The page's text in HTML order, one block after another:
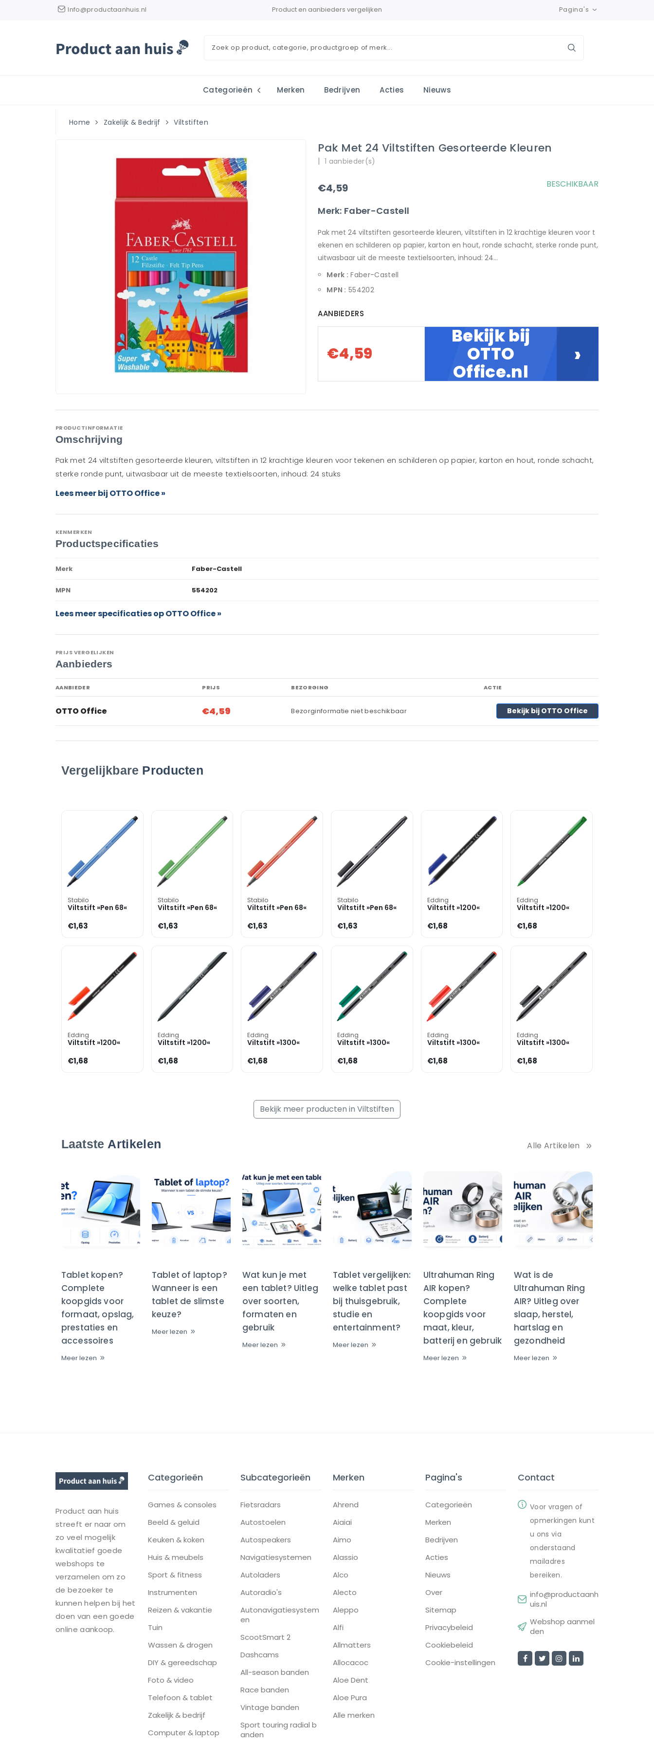
Info@productaanhuis.nl Product en aanbieders vergelijken Pagina's
Categorieën Merken Bedrijven Acties Nieuws
Home Zakelijk & Bedrijf Viltstiften
Pak Met 24 Viltstiften Gesorteerde Kleuren
|1 aanbieder(s)
€4,59
Merk: Faber-Castell
BESCHIKBAAR
Pak met 24 viltstiften gesorteerde kleuren, viltstiften in 12 krachtige kleuren voor t
ekenen en schilderen op papier, karton en hout, ronde schacht, sterke ronde punt,
uitwasbaar uit de meeste textielsoorten, inhoud: 24...
Merk : Faber-Castell
MPN : 554202
AANBIEDERS
€4,59
Bekijk bij
OTTO
Office.nl
›
PRODUCTINFORMATIE
Omschrijving
Pak met 24 viltstiften gesorteerde kleuren, viltstiften in 12 krachtige kleuren voor tekenen en schilderen op papier, karton en hout, ronde schacht,
sterke ronde punt, uitwasbaar uit de meeste textielsoorten, inhoud: 24 stuks
Lees meer bij OTTO Office »
KENMERKEN
Productspecificaties
Merk Faber-Castell
MPN 554202
Lees meer specificaties op OTTO Office »
PRIJS VERGELIJKEN
Aanbieders
AANBIEDER PRIJS BEZORGING ACTIE
OTTO Office €4,59 Bezorginformatie niet beschikbaar Bekijk bij OTTO Office
Vergelijkbare Producten
Stabilo
Viltstift »Pen 68«
€1,63
Stabilo
Viltstift »Pen 68«
€1,63
Stabilo
Viltstift »Pen 68«
€1,63
Stabilo
Viltstift »Pen 68«
€1,63
Edding
Viltstift »1200«
€1,68
Edding
Viltstift »1200«
€1,68
Edding
Viltstift »1200«
€1,68
Edding
Viltstift »1200«
€1,68
Edding
Viltstift »1300«
€1,68
Edding
Viltstift »1300«
€1,68
Edding
Viltstift »1300«
€1,68
Edding
Viltstift »1300«
€1,68
Bekijk meer producten in Viltstiften
Laatste Artikelen Alle Artikelen
Tablet kopen?
Complete
koopgids voor
formaat, opslag,
prestaties en
accessoires
Meer lezen
Tablet of laptop?
Wanneer is een
tablet de slimste
keuze?
Meer lezen
Wat kun je met
een tablet? Uitleg
over soorten,
formaten en
gebruik
Meer lezen
Tablet vergelijken:
welke tablet past
bij thuisgebruik,
studie en
entertainment?
Meer lezen
Ultrahuman Ring
AIR kopen?
Complete
koopgids voor
maat, kleur,
batterij en gebruik
Meer lezen
Wat is de
Ultrahuman Ring
AIR? Uitleg over
slaap, herstel,
hartslag en
gezondheid
Meer lezen
Product aan huis
streeft er naar om
zo veel mogelijk
kwalitatief goede
webshops te
verzamelen om zo
de bezoeker te
kunnen helpen bij het
doen van een goede
online aankoop.
Categorieën
Games & consoles
Beeld & geluid
Keuken & koken
Huis & meubels
Sport & fitness
Instrumenten
Reizen & vakantie
Tuin
Wassen & drogen
DIY & gereedschap
Foto & video
Telefoon & tablet
Zakelijk & bedrijf
Computer & laptop
Subcategorieën
Fietsradars
Autostoelen
Autospeakers
Navigatiesystemen
Autoladers
Autoradio's
Autonavigatiesystem
en
ScootSmart 2
Dashcams
All-season banden
Race banden
Vintage banden
Sport touring radial b
anden
Merken
Ahrend
Aiaiai
Aimo
Alassio
Alco
Alecto
Aleppo
Alfi
Allmatters
Allocacoc
Aloe Dent
Aloe Pura
Alle merken
Pagina's
Categorieën
Merken
Bedrijven
Acties
Nieuws
Over
Sitemap
Privacybeleid
Cookiebeleid
Cookie-instellingen
Contact
Voor vragen of
opmerkingen kunt
u ons via
onderstaand
mailadres
bereiken.
info@productaanh
uis.nl
Webshop aanmel
den